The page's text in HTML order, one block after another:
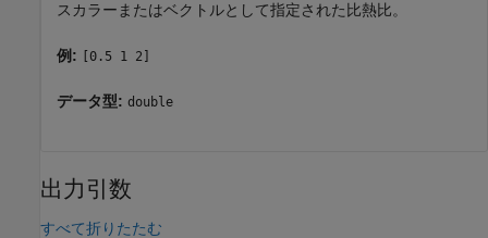
スカラーまたはベクトルとして指定された比熱比。
例: [0.5 1 2]
データ型: double
出力引数
すべて折りたたむ